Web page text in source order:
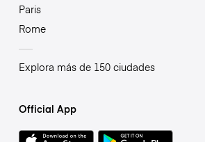
Paris
Rome
Explora más de 150 ciudades
Official App